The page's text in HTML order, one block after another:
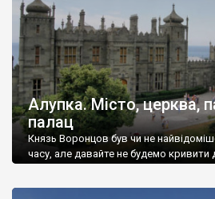
Алупка. Місто, церква,
палац
Князь Воронцов був чи не
часу, але давайте не будемо